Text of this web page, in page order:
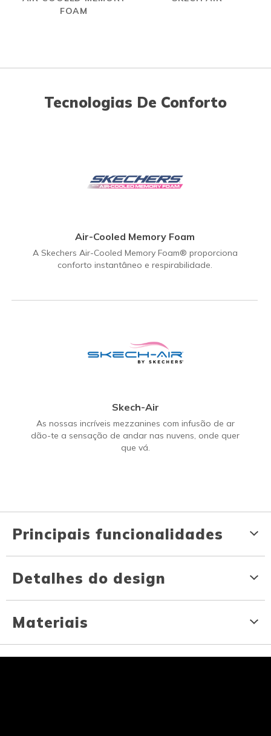
FOAM
Tecnologias De Conforto
Air-Cooled Memory Foam
A Skechers Air-Cooled Memory Foam® proporciona
conforto instantâneo e respirabilidade.
Skech-Air
As nossas incríveis mezzanines com infusão de ar
dão-te a sensação de andar nas nuvens, onde quer
que vá.
Principais funcionalidades
Detalhes do design
Materiais